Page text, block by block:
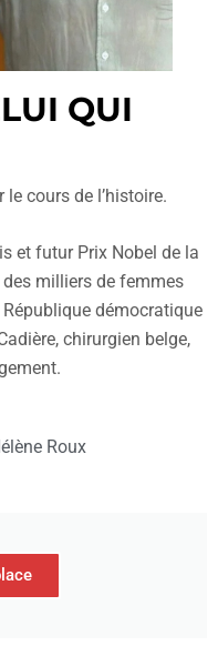
QUI
cours de l’histoire.
et futur Prix Nobel de la
milliers de femmes
démocratique
chirurgien belge,
Roux